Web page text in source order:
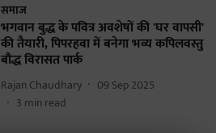
समाज
भगवान बुद्ध के पवित्र अवशेषों की 'घर वापसी'
की तैयारी, पिपरहवा में बनेगा भव्य कपिलवस्तु
बौद्ध विरासत पार्क
Rajan Chaudhary
09 Sep 2025
3 min read